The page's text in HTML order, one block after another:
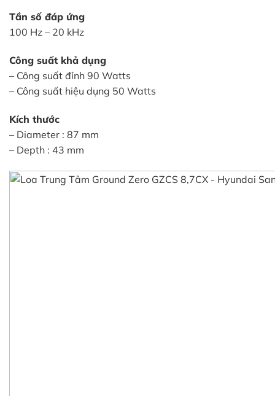
Tần số đáp ứng
100 Hz – 20 kHz
Công suất khả dụng
– Công suất đỉnh 90 Watts
– Công suất hiệu dụng 50 Watts
Kích thước
– Diameter : 87 mm
– Depth : 43 mm